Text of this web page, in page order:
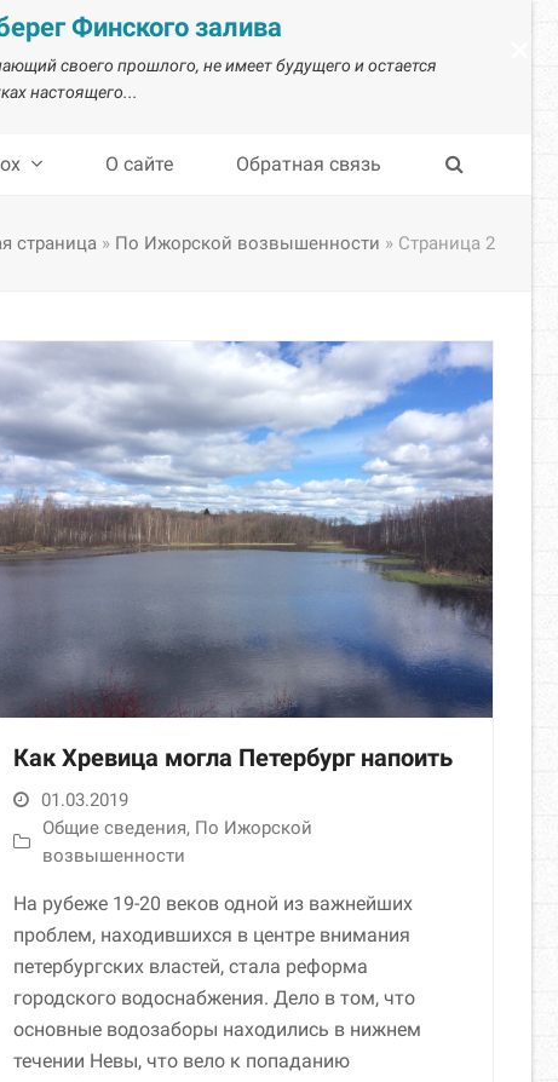
Финского залива
своего прошлого, не имеет будущего и остается
настоящего...
О сайте Обратная связь
страница » По Ижорской возвышенности » Страница 2
Как Хревица могла Петербург напоить
01.03.2019
Общие сведения, По Ижорской
возвышенности
На рубеже 19-20 веков одной из важнейших
проблем, находившихся в центре внимания
петербургских властей, стала реформа
городского водоснабжения. Дело в том, что
основные водозаборы находились в нижнем
течении Невы, что вело к попаданию